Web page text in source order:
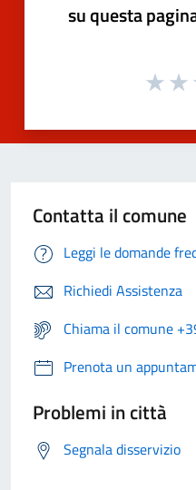
su questa
Contatta il comune
Leggi le domande
Richiedi Assistenza
Chiama il comune
Prenota un
Problemi in città
Segnala disservizio